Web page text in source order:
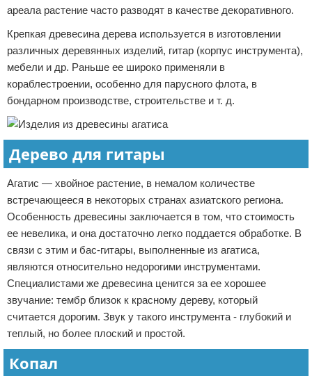
ареала растение часто разводят в качестве декоративного.
Крепкая древесина дерева используется в изготовлении
различных деревянных изделий, гитар (корпус инструмента),
мебели и др. Раньше ее широко применяли в
кораблестроении, особенно для парусного флота, в
бондарном производстве, строительстве и т. д.
Дерево для гитары
Агатис — хвойное растение, в немалом количестве
встречающееся в некоторых странах азиатского региона.
Особенность древесины заключается в том, что стоимость
ее невелика, и она достаточно легко поддается обработке. В
связи с этим и бас-гитары, выполненные из агатиса,
являются относительно недорогими инструментами.
Специалистами же древесина ценится за ее хорошее
звучание: тембр близок к красному дереву, который
считается дорогим. Звук у такого инструмента - глубокий и
теплый, но более плоский и простой.
Копал